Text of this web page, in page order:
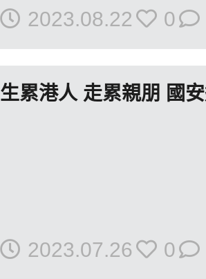
2023.08.22 0
生累港人 走累親朋 國
2023.07.26 0